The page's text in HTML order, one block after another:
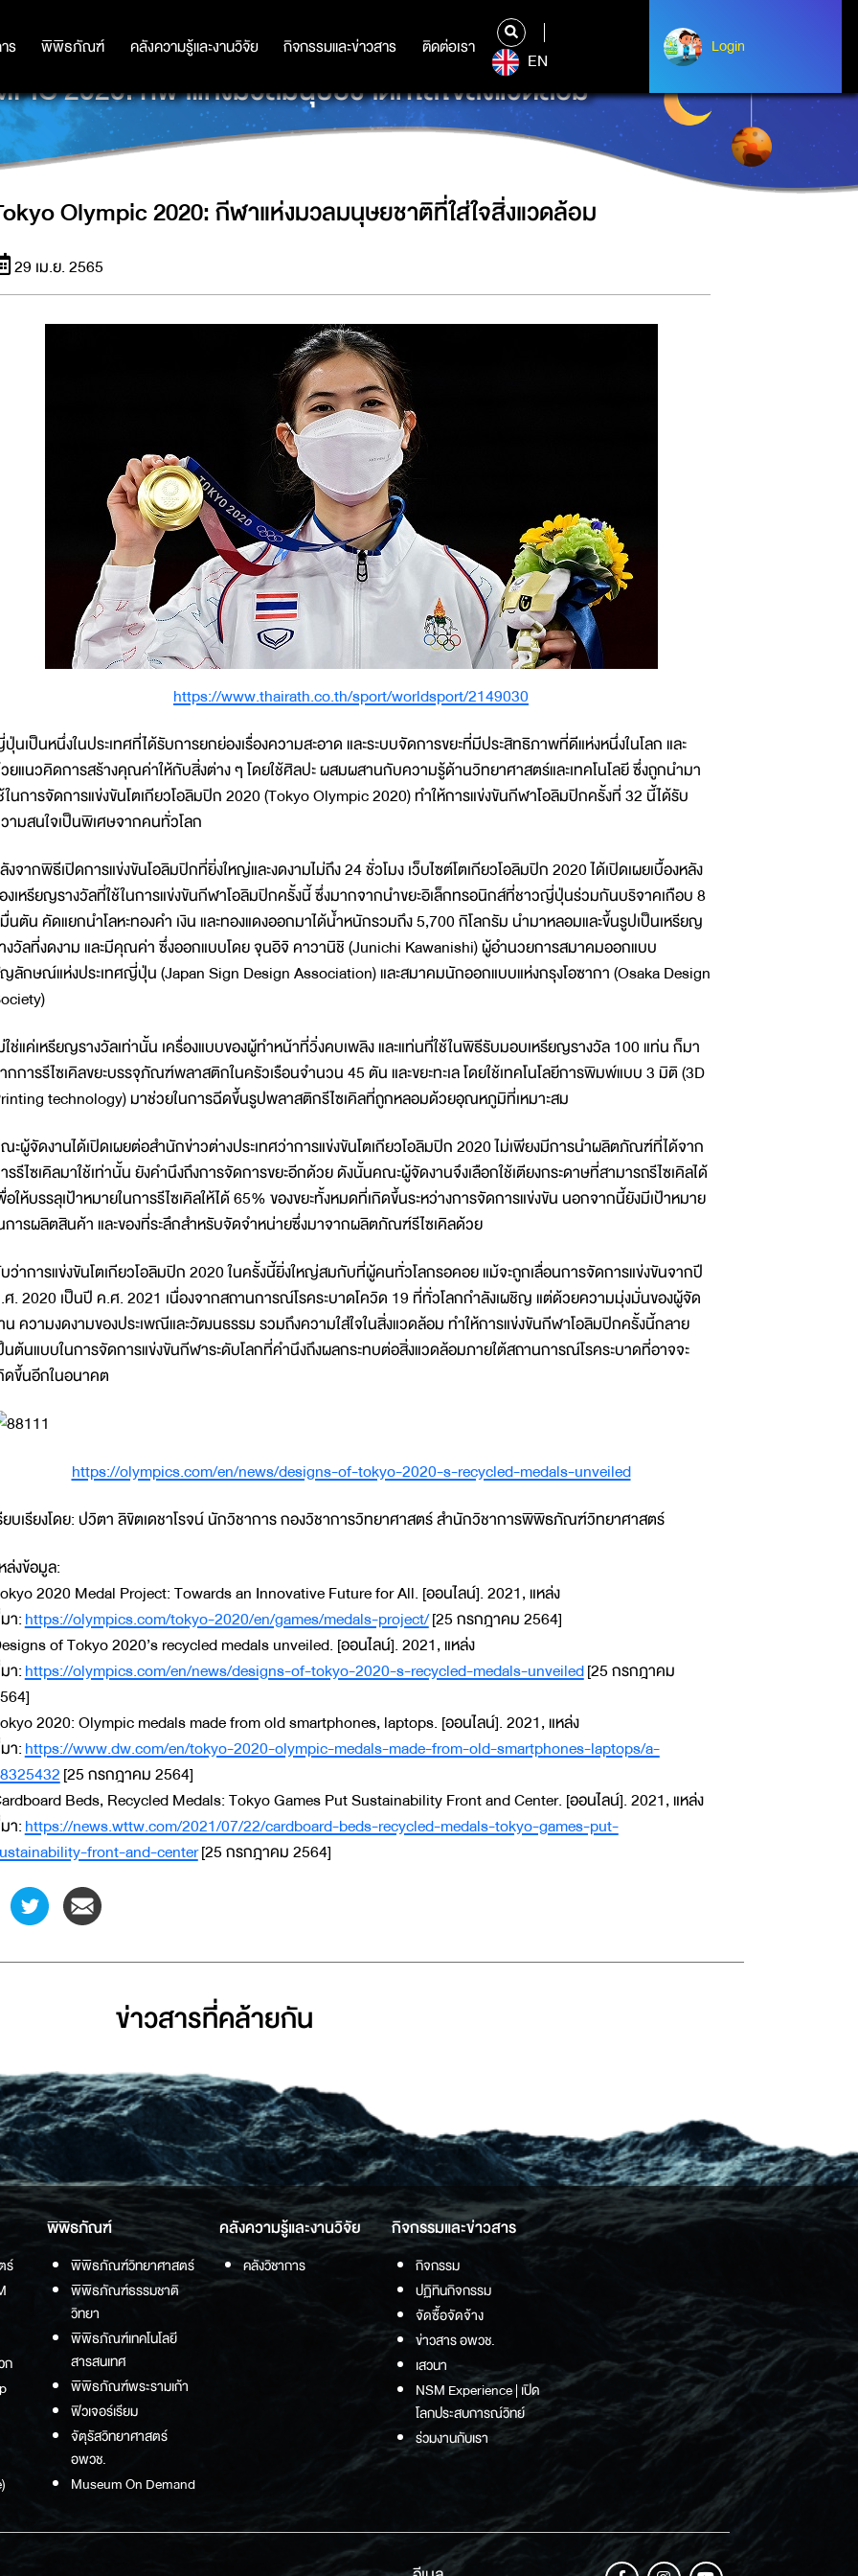
ร พิพิธภัณฑ์ คลังความรู้และงานวิจัย กิจกรรมและข่าวสาร ติดต่อเรา
ร พิพิธภัณฑ์ คลังความรู้และงานวิจัย กิจกรรมและข่าวสาร ติดต่อเรา
EN
Login
Login
2020: กีฬาแห่งมวลมนุษยชาติที่ใส่ใจสิ่งแวดล้อม
Olympic 2020: กีฬาแห่งมวลมนุษยชาติที่ใส่ใจสิ่งแวดล้อม
29 เม.ย. 2565
https://www.thairath.co.th/sport/worldsport/2149030
นเป็นหนึ่งในประเทศที่ได้รับการยกย่องเรื่องความสะอาด และระบบจัดการขยะที่มีประสิทธิภาพที่ดีแห่งหนึ่งในโลก และ
ยแนวคิดการสร้างคุณค่าให้กับสิ่งต่าง ๆ โดยใช้ศิลปะ ผสมผสานกับความรู้ด้านวิทยาศาสตร์และเทคโนโลยี ซึ่งถูกนำมา
ในการจัดการแข่งขันโตเกียวโอลิมปิก 2020 (Tokyo Olympic 2020) ทำให้การแข่งขันกีฬาโอลิมปิกครั้งที่ 32 นี้ได้รับ
ามสนใจเป็นพิเศษจากคนทั่วโลก
งจากพิธีเปิดการแข่งขันโอลิมปิกที่ยิ่งใหญ่และงดงามไม่ถึง 24 ชั่วโมง เว็บไซต์โตเกียวโอลิมปิก 2020 ได้เปิดเผยเบื้องหลัง
งเหรียญรางวัลที่ใช้ในการแข่งขันกีฬาโอลิมปิกครั้งนี้ ซึ่งมากจากนำขยะอิเล็กทรอนิกส์ที่ชาวญี่ปุ่นร่วมกันบริจาคเกือบ 8
นตัน คัดแยกนำโลหะทองคำ เงิน และทองแดงออกมาได้น้ำหนักรวมถึง 5,700 กิโลกรัม นำมาหลอมและขึ้นรูปเป็นเหรียญ
งวัลที่งดงาม และมีคุณค่า ซึ่งออกแบบโดย จุนอิจิ คาวานิชิ (Junichi Kawanishi) ผู้อำนวยการสมาคมออกแบบ
ลักษณ์แห่งประเทศญี่ปุ่น (Japan Sign Design Association) และสมาคมนักออกแบบแห่งกรุงโอซากา (Osaka Design
ใช่แค่เหรียญรางวัลเท่านั้น เครื่องแบบของผู้ทำหน้าที่วิ่งคบเพลิง และแท่นที่ใช้ในพิธีรับมอบเหรียญรางวัล 100 แท่น ก็มา
กการรีไซเคิลขยะบรรจุภัณฑ์พลาสติกในครัวเรือนจำนวน 45 ตัน และขยะทะเล โดยใช้เทคโนโลยีการพิมพ์แบบ 3 มิติ (3D
technology) มาช่วยในการฉีดขึ้นรูปพลาสติกรีไซเคิลที่ถูกหลอมด้วยอุณหภูมิที่เหมาะสม
ะผู้จัดงานได้เปิดเผยต่อสำนักข่าวต่างประเทศว่าการแข่งขันโตเกียวโอลิมปิก 2020 ไม่เพียงมีการนำผลิตภัณฑ์ที่ได้จาก
รรีไซเคิลมาใช้เท่านั้น ยังคำนึงถึงการจัดการขยะอีกด้วย ดังนั้นคณะผู้จัดงานจึงเลือกใช้เตียงกระดาษที่สามารถรีไซเคิลได้
อให้บรรลุเป้าหมายในการรีไซเคิลให้ได้ 65% ของขยะทั้งหมดที่เกิดขึ้นระหว่างการจัดการแข่งขัน นอกจากนี้ยังมีเป้าหมาย
การผลิตสินค้า และของที่ระลึกสำหรับจัดจำหน่ายซึ่งมาจากผลิตภัณฑ์รีไซเคิลด้วย
ว่าการแข่งขันโตเกียวโอลิมปิก 2020 ในครั้งนี้ยิ่งใหญ่สมกับที่ผู้คนทั่วโลกรอคอย แม้จะถูกเลื่อนการจัดการแข่งขันจากปี
ศ. 2020 เป็นปี ค.ศ. 2021 เนื่องจากสถานการณ์โรคระบาดโควิด 19 ที่ทั่วโลกกำลังเผชิญ แต่ด้วยความมุ่งมั่นของผู้จัด
น ความงดงามของประเพณีและวัฒนธรรม รวมถึงความใส่ใจในสิ่งแวดล้อม ทำให้การแข่งขันกีฬาโอลิมปิกครั้งนี้กลาย
นต้นแบบในการจัดการแข่งขันกีฬาระดับโลกที่คำนึงถึงผลกระทบต่อสิ่งแวดล้อมภายใต้สถานการณ์โรคระบาดที่อาจจะ
ดขึ้นอีกในอนาคต
https://olympics.com/en/news/designs-of-tokyo-2020-s-recycled-medals-unveiled
ยบเรียงโดย: ปวิตา ลิขิตเดชาโรจน์ นักวิชาการ กองวิชาการวิทยาศาสตร์ สำนักวิชาการพิพิธภัณฑ์วิทยาศาสตร์
ล่งข้อมูล:
2020 Medal Project: Towards an Innovative Future for All. [ออนไลน์]. 2021, แหล่ง
า:https://olympics.com/tokyo-2020/en/games/medals-project/[25 กรกฎาคม 2564]
of Tokyo 2020’s recycled medals unveiled. [ออนไลน์]. 2021, แหล่ง
า:https://olympics.com/en/news/designs-of-tokyo-2020-s-recycled-medals-unveiled[25 กรกฎาคม
2020: Olympic medals made from old smartphones, laptops. [ออนไลน์]. 2021, แหล่ง
า:https://www.dw.com/en/tokyo-2020-olympic-medals-made-from-old-smartphones-laptops/a-
[25 กรกฎาคม 2564]
Beds, Recycled Medals: Tokyo Games Put Sustainability Front and Center. [ออนไลน์]. 2021, แหล่ง
า:https://news.wttw.com/2021/07/22/cardboard-beds-recycled-medals-tokyo-games-put-
front-and-center[25 กรกฎาคม 2564]
ข่าวสารที่่คล้ายกัน
ร์
ก
พิพิธภัณฑ์
พิพิธภัณฑ์วิทยาศาสตร์
พิพิธภัณฑ์ธรรมชาติ
วิทยา
พิพิธภัณฑ์เทคโนโลยี
สารสนเทศ
พิพิธภัณฑ์พระรามเก้า
ฟิวเจอร์เรียม
จัตุรัสวิทยาศาสตร์
อพวช.
Museum On Demand
คลังความรู้และงานวิจัย
คลังวิชาการ
กิจกรรมและข่าวสาร
กิจกรรม
ปฏิทินกิจกรรม
จัดซื้อจัดจ้าง
ข่าวสาร อพวช.
เสวนา
NSM Experience | เปิด
โลกประสบการณ์วิทย์
ร่วมงานกับเรา